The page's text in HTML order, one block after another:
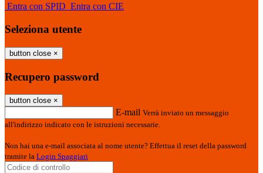
Entra con SPID Entra con CIE
Seleziona utente
button close ×
Recupero password
button close ×
E-mail Verrà inviato un messaggio
all'indirizzo indicato con le istruzioni necessarie.
Non hai una e-mail associata al nome utente? Effettua il reset della password
tramite la Login Spaggiari